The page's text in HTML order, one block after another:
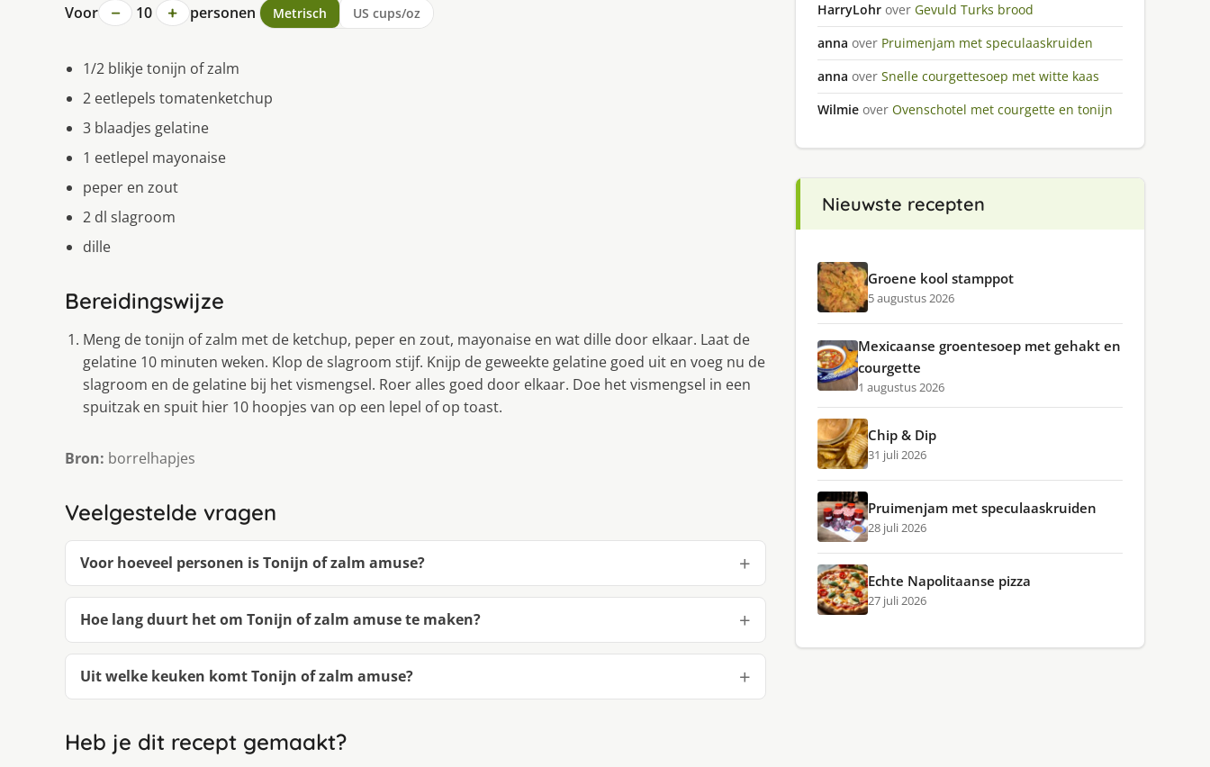
Voor − 10 + personen Metrisch US cups/oz
1/2 blikje tonijn of zalm
2 eetlepels tomatenketchup
3 blaadjes gelatine
1 eetlepel mayonaise
peper en zout
2 dl slagroom
dille
Bereidingswijze
Meng de tonijn of zalm met de ketchup, peper en zout, mayonaise en wat dille door elkaar. Laat de
gelatine 10 minuten weken. Klop de slagroom stijf. Knijp de geweekte gelatine goed uit en voeg nu de
slagroom en de gelatine bij het vismengsel. Roer alles goed door elkaar. Doe het vismengsel in een
spuitzak en spuit hier 10 hoopjes van op een lepel of op toast.
Bron: borrelhapjes
Veelgestelde vragen
Voor hoeveel personen is Tonijn of zalm amuse?
Hoe lang duurt het om Tonijn of zalm amuse te maken?
Uit welke keuken komt Tonijn of zalm amuse?
Heb je dit recept gemaakt?
HarryLohr over Gevuld Turks brood
anna over Pruimenjam met speculaaskruiden
anna over Snelle courgettesoep met witte kaas
Wilmie over Ovenschotel met courgette en tonijn
Nieuwste recepten
Groene kool stamppot
5 augustus 2026
Mexicaanse groentesoep met gehakt en
courgette
1 augustus 2026
Chip & Dip
31 juli 2026
Pruimenjam met speculaaskruiden
28 juli 2026
Echte Napolitaanse pizza
27 juli 2026